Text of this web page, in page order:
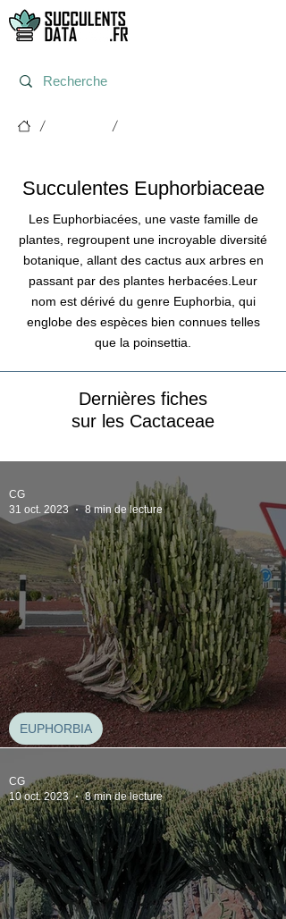
/ /
Succulentes Euphorbiaceae
Les Euphorbiacées, une vaste famille de
plantes, regroupent une incroyable diversité
botanique, allant des cactus aux arbres en
passant par des plantes herbacées.Leur
nom est dérivé du genre Euphorbia, qui
englobe des espèces bien connues telles
que la poinsettia.
Dernières fiches
sur les Cactaceae
EUPHORBIA
CG
31 oct. 2023
8 min de lecture
CG
10 oct. 2023
8 min de lecture